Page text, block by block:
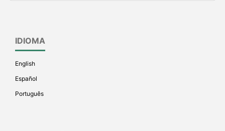
IDIOMA
English
Español
Português